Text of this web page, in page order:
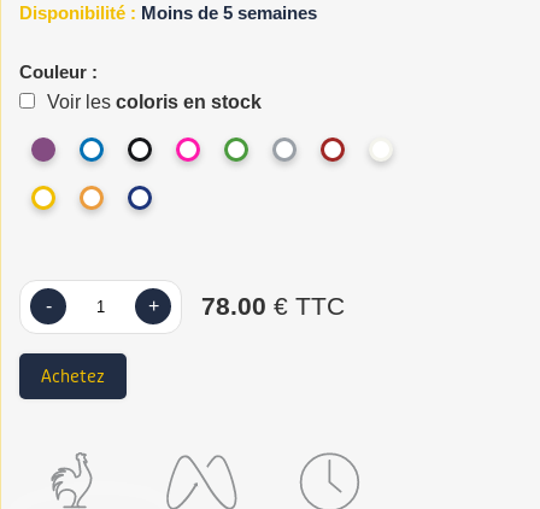
Disponibilité : Moins de 5 semaines
Couleur :
Voir les coloris en stock
- + 78.00 € TTC
Achetez